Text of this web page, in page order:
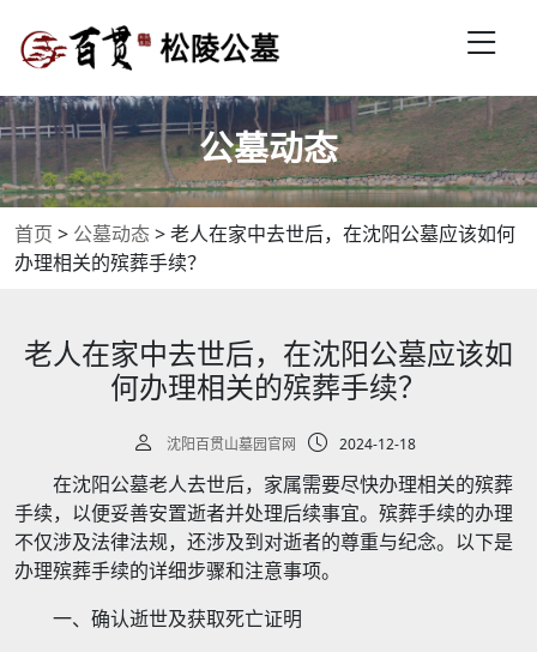
公墓动态
首页 > 公墓动态>老人在家中去世后，在沈阳公墓应该如何
办理相关的殡葬手续？
老人在家中去世后，在沈阳公墓应该如
何办理相关的殡葬手续？
沈阳百贯山墓园官网 2024-12-18
在沈阳公墓老人去世后，家属需要尽快办理相关的殡葬
手续，以便妥善安置逝者并处理后续事宜。殡葬手续的办理
不仅涉及法律法规，还涉及到对逝者的尊重与纪念。以下是
办理殡葬手续的详细步骤和注意事项。
一、确认逝世及获取死亡证明